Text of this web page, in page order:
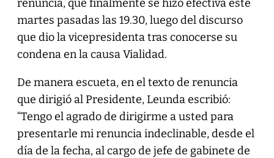
renuncia, que finalmente se hizo efectiva este
martes pasadas las 19.30, luego del discurso
que dio la vicepresidenta tras conocerse su
condena en la causa Vialidad.
De manera escueta, en el texto de renuncia
que dirigió al Presidente, Leunda escribió:
“Tengo el agrado de dirigirme a usted para
presentarle mi renuncia indeclinable, desde el
día de la fecha, al cargo de jefe de gabinete de